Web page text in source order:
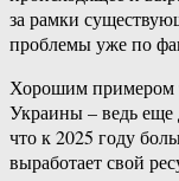
за рамки
проблемы уже по
Хорошим примером
Украины – ведь еще
что к 2025 году
выработает свой